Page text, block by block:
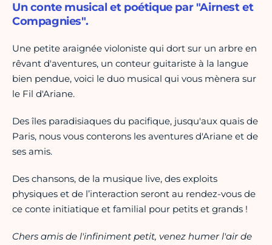
Un conte musical et poétique par "Airnest et
Compagnies".
Une petite araignée violoniste qui dort sur un arbre en
rêvant d'aventures, un conteur guitariste à la langue
bien pendue, voici le duo musical qui vous mènera sur
le Fil d'Ariane.
Des îles paradisiaques du pacifique, jusqu'aux quais de
Paris, nous vous conterons les aventures d'Ariane et de
ses amis.
Des chansons, de la musique live, des exploits
physiques et de l’interaction seront au rendez-vous de
ce conte initiatique et familial pour petits et grands !
Chers amis de l'infiniment petit, venez humer l'air de